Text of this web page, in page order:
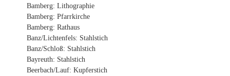
Bamberg: Lithographie
Bamberg: Pfarrkirche
Bamberg: Rathaus
Banz/Lichtenfels: Stahlstich
Banz/Schloß: Stahlstich
Bayreuth: Stahlstich
Beerbach/Lauf: Kupferstich